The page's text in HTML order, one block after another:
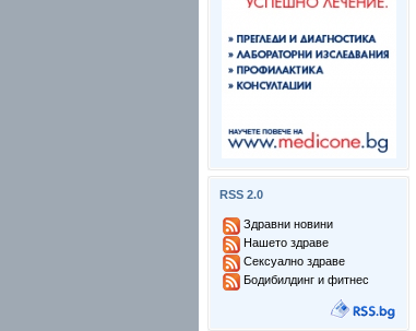
RSS 2.0
Здравни новини
Нашето здраве
Сексуално здраве
Бодибилдинг и фитнес